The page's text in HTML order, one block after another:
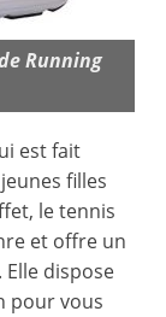
Running
est fait
filles
le tennis
et offre un
dispose
pour vous